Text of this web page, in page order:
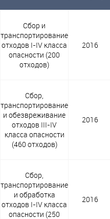
Сбор и
транспортирование
отходов I-IV класса
опасности (200
отходов)
2016
Сбор,
транспортирование
и обезвреживание
отходов III-IV
класса опасности
(460 отходов)
2016
Сбор,
транспортирование
и обработка
отходов I-IV класса
опасности (250
2016